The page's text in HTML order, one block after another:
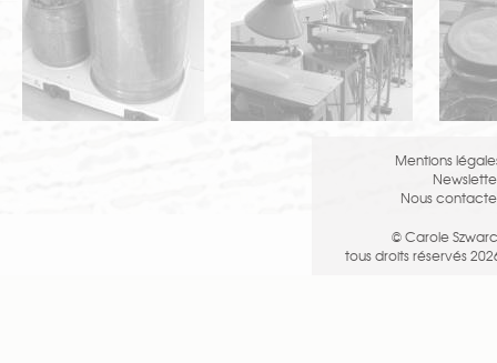
Mentions
Nous
© Carole
tous droits réservés